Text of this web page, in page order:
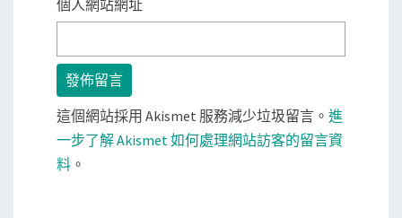
個人網站網址
這個網站採用 Akismet 服務減少垃圾留言。 進
一步了解 Akismet 如何處理網站訪客的留言資
料 。